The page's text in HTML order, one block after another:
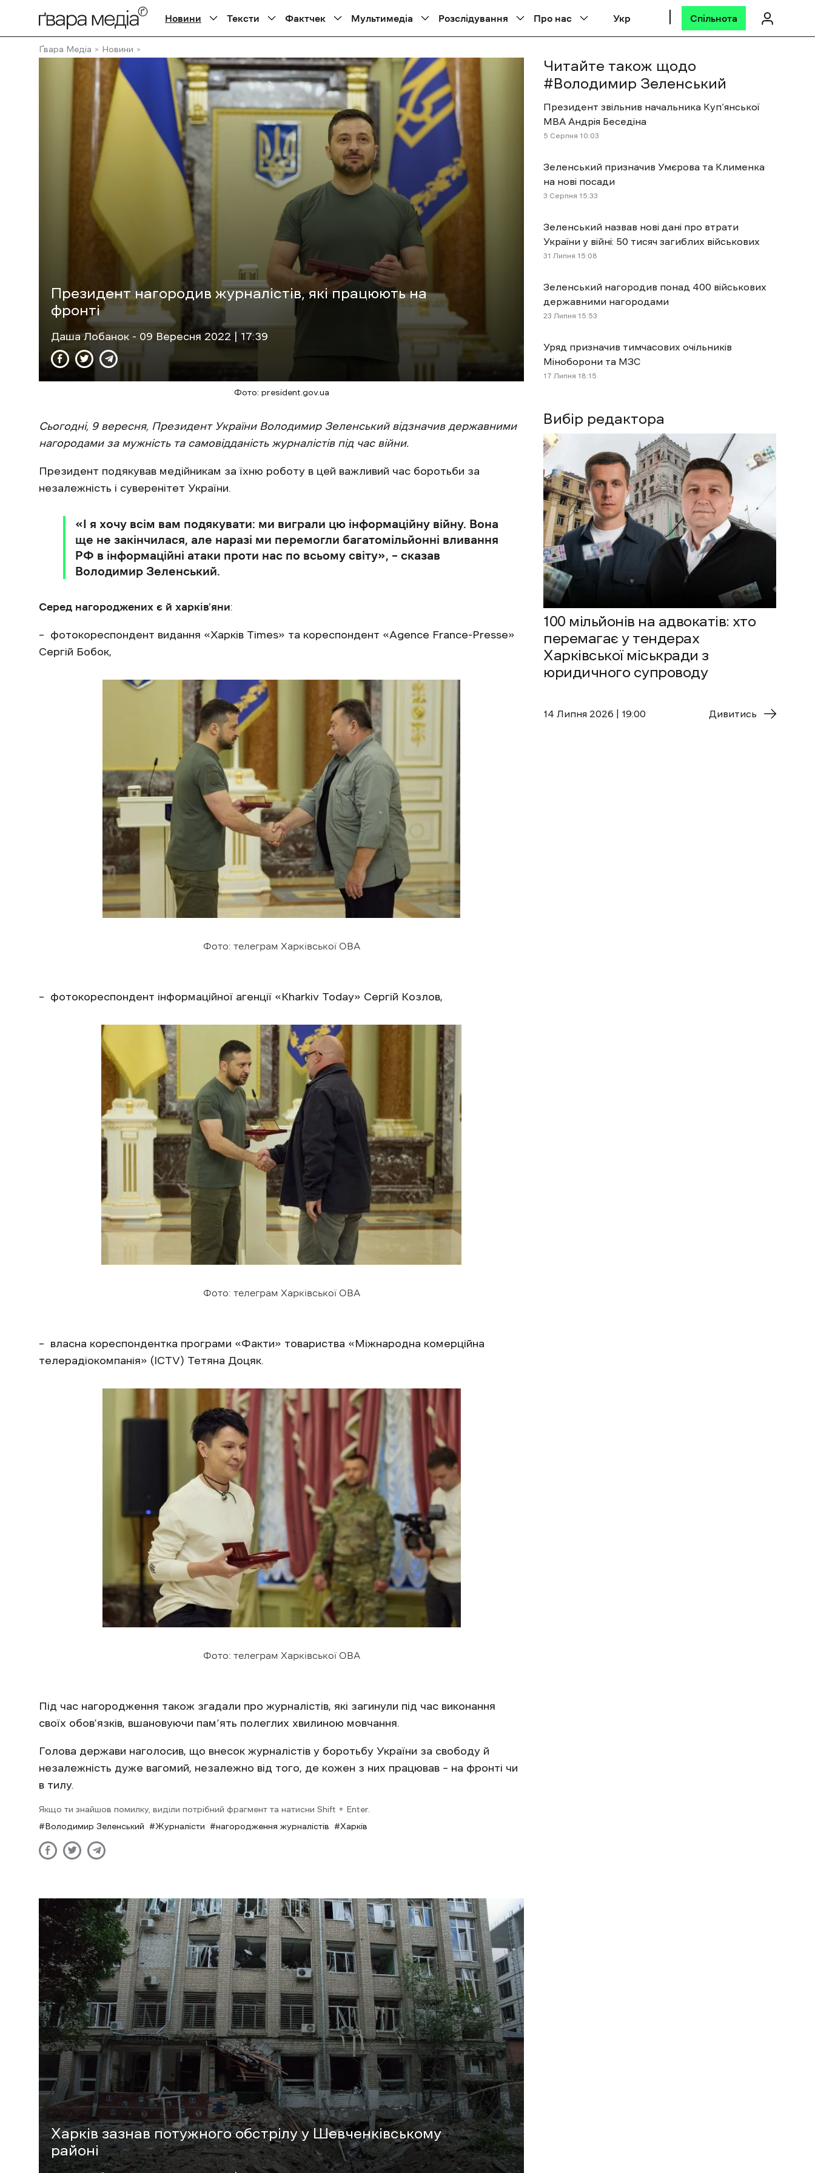
Новини Тексти Фактчек Мультимедіа Розслідування Про нас Укр Спільнота
Ґвара Медіа Новини
Президент нагородив журналістів, які працюють на
фронті
Даша Лобанок - 09 Вересня 2022 | 17:39
Фото: president.gov.ua
Сьогодні, 9 вересня, Президент України Володимир Зеленський відзначив державними
нагородами за мужність та самовідданість журналістів під час війни.
Президент подякував медійникам за їхню роботу в цей важливий час боротьби за
незалежність і суверенітет України.
«І я хочу всім вам подякувати: ми виграли цю інформаційну війну. Вона
ще не закінчилася, але наразі ми перемогли багатомільйонні вливання
РФ в інформаційні атаки проти нас по всьому світу», – сказав
Володимир Зеленський.
Серед нагороджених є й харків’яни:
– фотокореспондент видання «Харків Times» та кореспондент «Agence France-Presse»
Сергій Бобок,
Фото: телеграм Харківської ОВА
– фотокореспондент інформаційної агенції «Kharkiv Todаy» Сергій Козлов,
Фото: телеграм Харківської ОВА
– власна кореспондентка програми «Факти» товариства «Міжнародна комерційна
телерадіокомпанія» (ICTV) Тетяна Доцяк.
Фото: телеграм Харківської ОВА
Під час нагородження також згадали про журналістів, які загинули під час виконання
своїх обов’язків, вшановуючи пам’ять полеглих хвилиною мовчання.
Голова держави наголосив, що внесок журналістів у боротьбу України за свободу й
незалежність дуже вагомий, незалежно від того, де кожен з них працював – на фронті чи
в тилу.
Якщо ти знайшов помилку, виділи потрібний фрагмент та натисни Shift + Enter.
Володимир Зеленський
Журналісти нагородження журналістів Харків
Харків зазнав потужного обстрілу у Шевченківському
районі
Вибір редактора
100 мільйонів на адвокатів: хто
перемагає у тендерах
Харківської міськради з
юридичного супроводу
14 Липня 2026 | 19:00 Дивитись
Читайте також щодо
# Володимир Зеленський
Президент звільнив начальника Куп’янської
МВА Андрія Беседіна
5 Cерпня 10:03
Зеленський призначив Умєрова та Клименка
на нові посади
3 Cерпня 15:33
Зеленський назвав нові дані про втрати
України у війні: 50 тисяч загиблих військових
31 Липня 15:08
Зеленський нагородив понад 400 військових
державними нагородами
23 Липня 15:53
Уряд призначив тимчасових очільників
Міноборони та МЗС
17 Липня 18:15